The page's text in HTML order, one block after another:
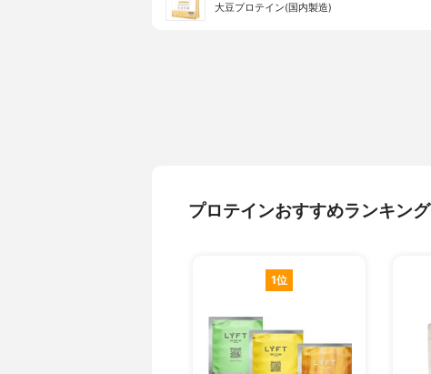
大豆プロテイン(国内製造)
プロテインおすすめランキング
1位